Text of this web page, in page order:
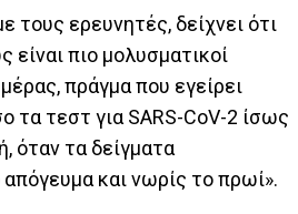
ερευνητές, δείχνει ότι
είναι πιο μολυσματικοί
πράγμα που εγείρει
τα τεστ για SARS-CoV-2 ίσως
όταν τα δείγματα
και νωρίς το πρωί».